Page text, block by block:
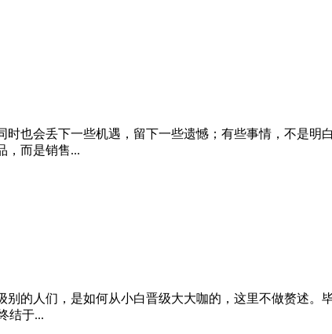
也会丢下一些机遇，留下一些遗憾；有些事情，不是明
，而是销售...
的人们，是如何从小白晋级大大咖的，这里不做赘述。
结于...